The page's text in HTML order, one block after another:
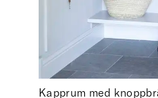
Kapprum med